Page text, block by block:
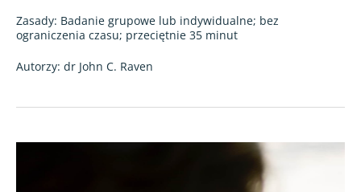
Zasady: Badanie grupowe lub indywidualne; bez
ograniczenia czasu; przeciętnie 35 minut
Autorzy: dr John C. Raven